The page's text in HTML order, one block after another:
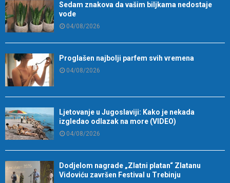
Sedam znakova da vašim biljkama nedostaje
vode
04/08/2026
Proglašen najbolji parfem svih vremena
04/08/2026
Ljetovanje u Jugoslaviji: Kako je nekada
izgledao odlazak na more (VIDEO)
04/08/2026
Dodjelom nagrade „Zlatni platan“ Zlatanu
Vidoviću završen Festival u Trebinju